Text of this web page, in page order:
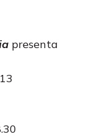
presenta